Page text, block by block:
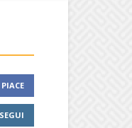
SEGUI